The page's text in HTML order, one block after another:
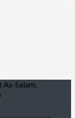
As-Salam,